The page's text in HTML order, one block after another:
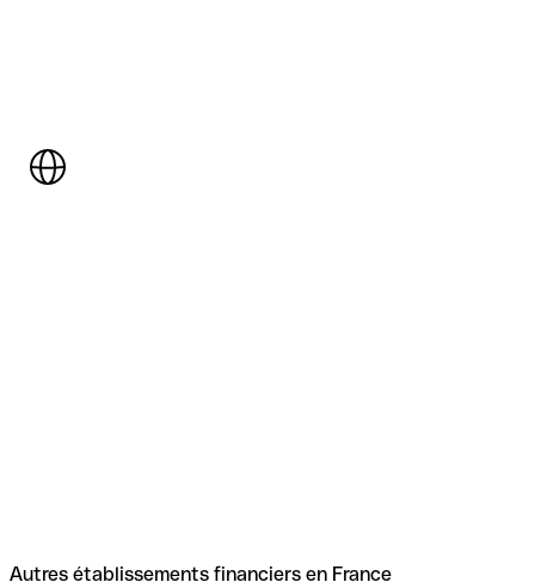
Autres établissements financiers en France